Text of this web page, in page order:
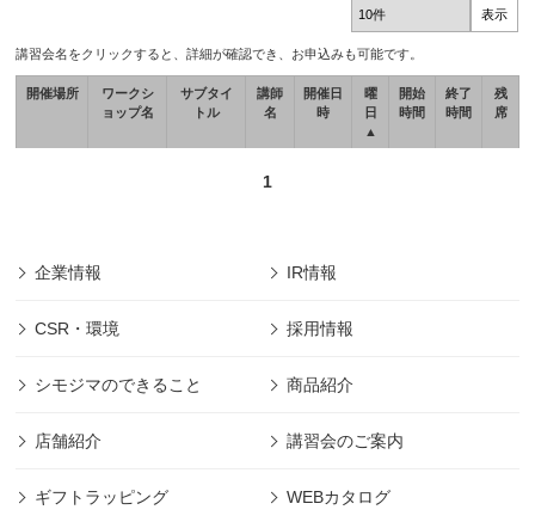
講習会名をクリックすると、詳細が確認でき、お申込みも可能です。
開催場所
ワークシ
ョップ名
サブタイ
トル
講師
名
開催日
時
曜
日
▲
開始
時間
終了
時間
残
席
1
企業情報 IR情報
CSR・環境 採用情報
シモジマのできること 商品紹介
店舗紹介 講習会のご案内
ギフトラッピング WEBカタログ